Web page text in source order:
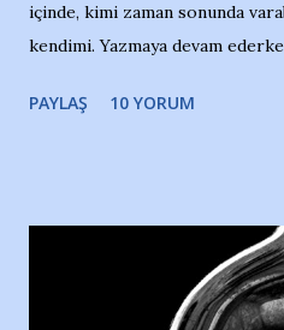
içinde, kimi zaman sonunda
kendimi. Yazmaya devam
Yazımı, ağlayarak bitirebildim
Nesrin’in Hikayesi’ne
havuzunun kenarında 7
duruyor. Havuzun içinde
PAYLAŞ 10 YORUM